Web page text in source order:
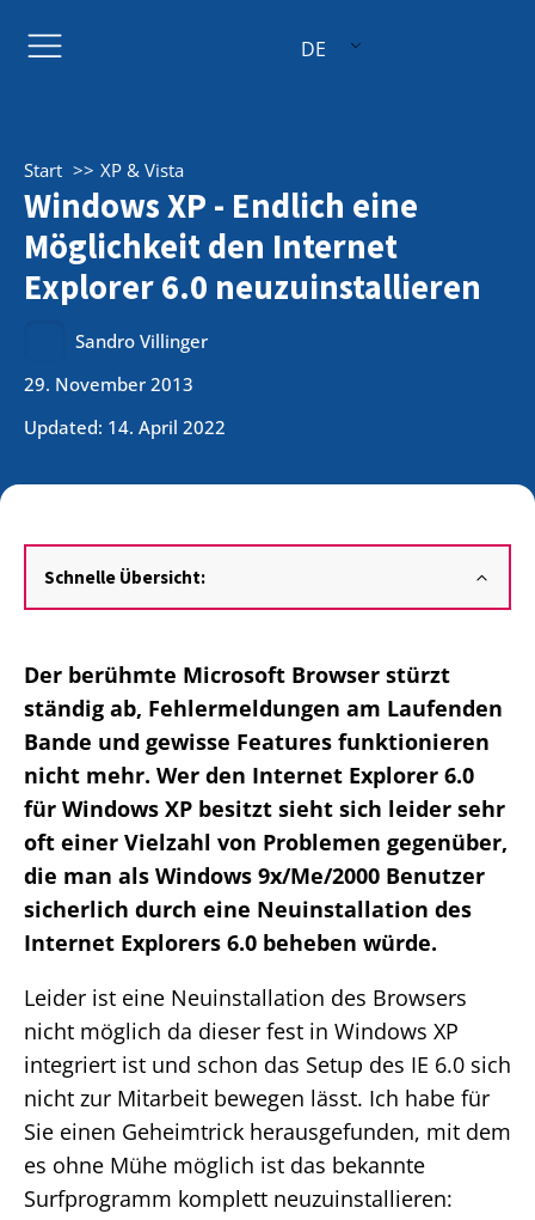
DE
Start XP & Vista
Windows XP - Endlich eine
Möglichkeit den Internet
Explorer 6.0 neuzuinstallieren
Sandro Villinger
29. November 2013
Updated: 14. April 2022
Schnelle Übersicht:
Der berühmte Microsoft Browser stürzt
ständig ab, Fehlermeldungen am Laufenden
Bande und gewisse Features funktionieren
nicht mehr. Wer den Internet Explorer 6.0
für Windows XP besitzt sieht sich leider sehr
oft einer Vielzahl von Problemen gegenüber,
die man als Windows 9x/Me/2000 Benutzer
sicherlich durch eine Neuinstallation des
Internet Explorers 6.0 beheben würde.
Leider ist eine Neuinstallation des Browsers
nicht möglich da dieser fest in Windows XP
integriert ist und schon das Setup des IE 6.0 sich
nicht zur Mitarbeit bewegen lässt. Ich habe für
Sie einen Geheimtrick herausgefunden, mit dem
es ohne Mühe möglich ist das bekannte
Surfprogramm komplett neuzuinstallieren: